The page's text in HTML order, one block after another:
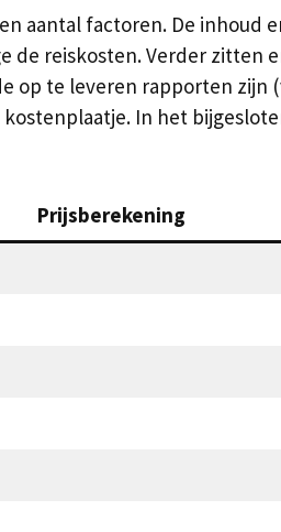
aantal factoren. De inhoud
de reiskosten. Verder zitten
op te leveren rapporten zijn
In het
Prijsberekening